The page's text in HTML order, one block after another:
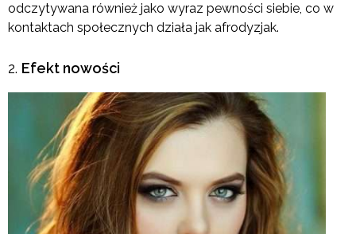
odczytywana również jako wyraz pewności siebie, co w
kontaktach społecznych działa jak afrodyzjak.
Efekt nowości